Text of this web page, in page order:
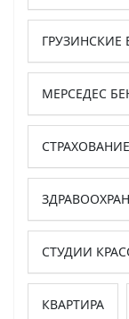
ГРУЗИНСКИЕ
МЕРСЕДЕС
СТРАХОВАНИЕ
СТУДИИ
КВАРТИРА